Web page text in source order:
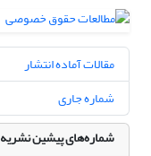
مقالات آماده انتشار
شماره جاری
شماره‌های پیشین نشریه